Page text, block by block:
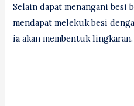
Selain dapat menangani
mendapat melekuk besi
ia akan membentuk lingkaran.